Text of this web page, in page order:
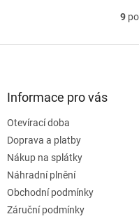
9
Informace pro vás
Otevírací doba
Doprava a platby
Nákup na splátky
Náhradní plnění
Obchodní podmínky
Záruční podmínky